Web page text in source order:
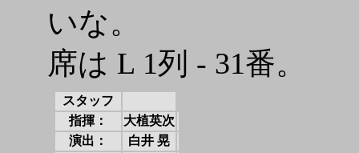
いな。
席は L 1列 - 31番。
スタッフ
指揮：
大植英次
演出：
白井 晃